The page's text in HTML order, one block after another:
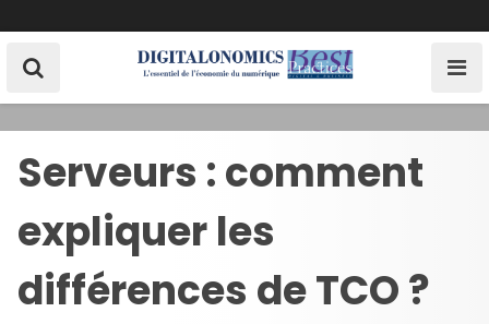
k
Serveurs : comment
expliquer les
différences de TCO ?